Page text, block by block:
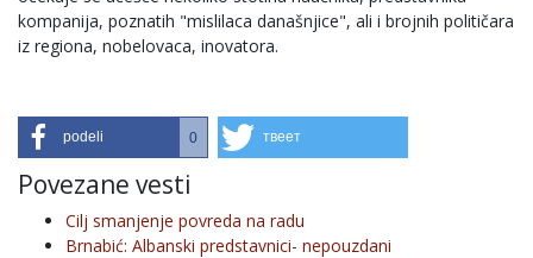
kompanija, poznatih "mislilaca današnjice", ali i brojnih političara
iz regiona, nobelovaca, inovatora.
podeli 0 твеет
Povezane vesti
Cilj smanjenje povreda na radu
Brnabić: Albanski predstavnici- nepouzdani